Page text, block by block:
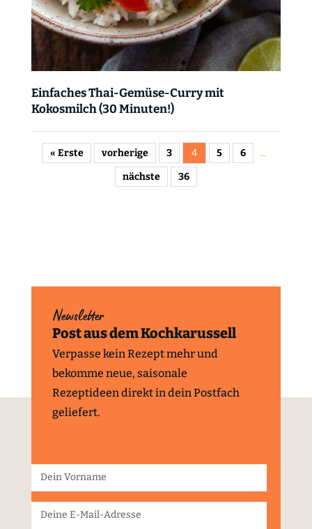
Einfaches Thai-Gemüse-Curry mit
Kokosmilch (30 Minuten!)
« Erste vorherige 3 4 5 6
...
nächste
36
Newsletter
Post aus dem Kochkarussell
Verpasse kein Rezept mehr und
bekomme neue, saisonale
Rezeptideen direkt in dein Postfach
geliefert.